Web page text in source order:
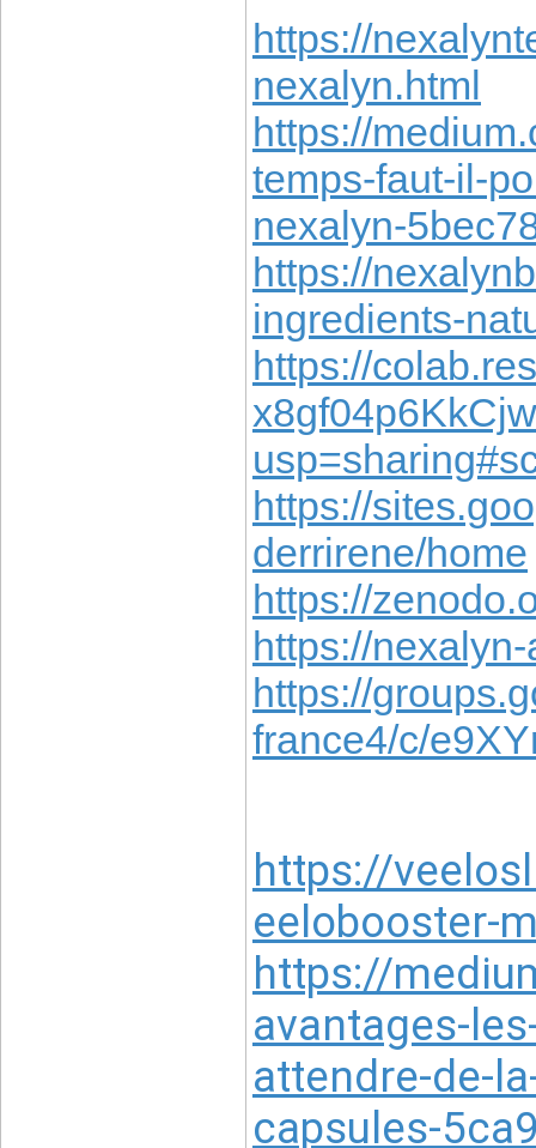
https://
nexalyn.html
https://
temps-faut-il-
nexalyn-
https://
ingredients-
https://
https://
derrirene/home
https://
https://
https://
france4/c/
https://
eelobooster-
https://
avantages-
attendre-de-
capsules-